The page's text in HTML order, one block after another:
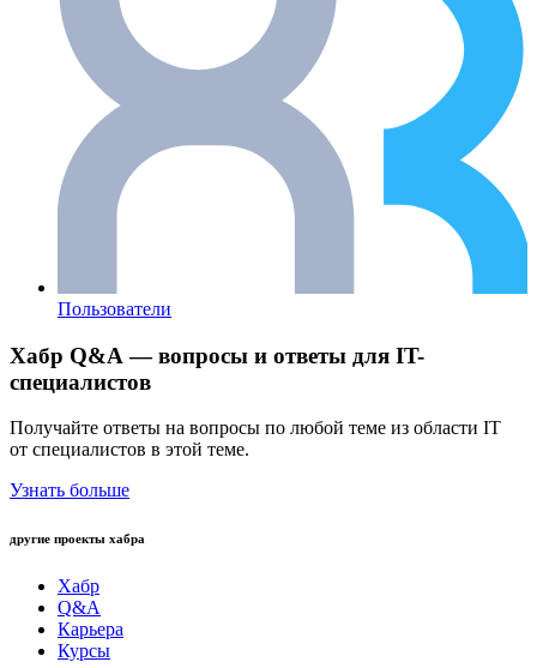
Пользователи
Хабр Q&A — вопросы и ответы для IT-
специалистов
Получайте ответы на вопросы по любой теме из области IT
от специалистов в этой теме.
Узнать больше
другие проекты хабра
Хабр
Q&A
Карьера
Курсы